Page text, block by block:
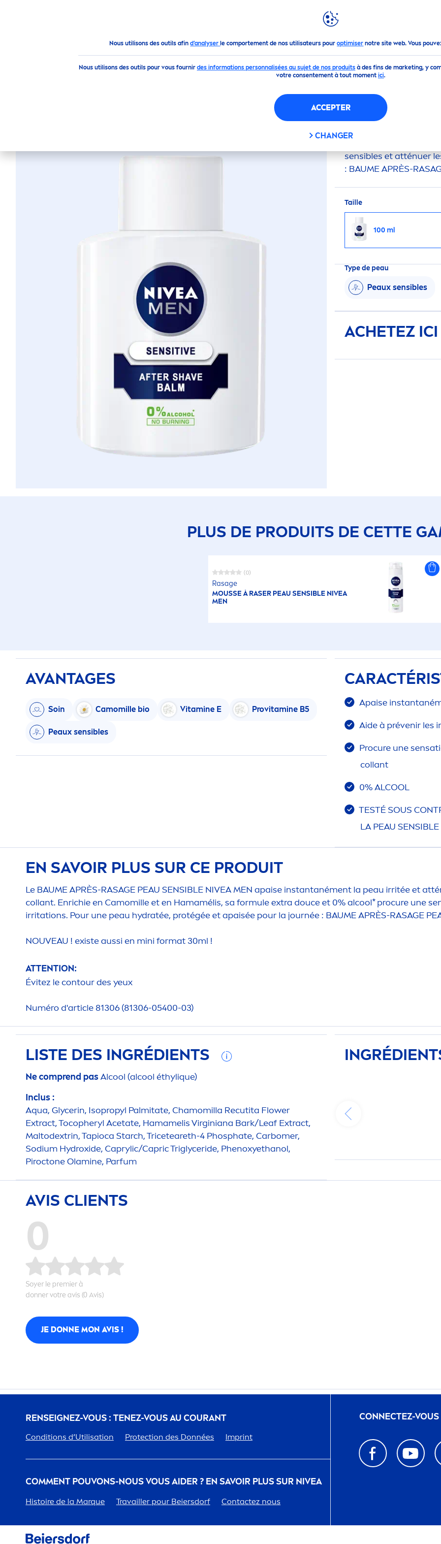
Nous utilisons des outils afind’analyser le comportement de nos utilisateurs pouroptimiser notre site web. Vous
Nous utilisons des outils pour vous fournir des informations personnalisées au sujet de nos produitsà des fins de marketing, y
votre consentement à tout moment ici.
ACCEPTER
CHANGER
Rasage Après-rasage BAUME APRÈS-RASAGE PEAU SENSIBLENIVEAMEN
(0)
BAUME APRÈS-RASAGE PEAU
sensibles et atténuer
: BAUME APRÈS-
Taille
100 ml
Type de peau
Peaux sensibles
ACHETEZ ICI
PLUS DE PRODUITS DE CETTE
(0)
Rasage
MOUSSE À RASER PEAU SENSIBLE NIVEA
MEN
AVANTAGES
Soin Camomille bio Vitamine E Provitamine B5
Peaux sensibles
Apaise instantané
Aide à prévenir les
Procure une
collant
0% ALCOOL
TESTÉ SOUS
LA PEAU SENSIBLE
EN SAVOIR PLUS SUR CE PRODUIT
Le BAUME APRÈS-RASAGE PEAU SENSIBLE NIVEAMEN apaise instantanément la peau irritée et
collant. Enrichie en Camomille et en Hamamélis, sa formule extra douce et 0% alcool* procure une
irritations. Pour une peau hydratée, protégée et apaisée pour la journée : BAUME APRÈS-RASAGE
NOUVEAU ! existe aussi en mini format 30ml !
ATTENTION:
Évitez le contour des yeux
Numéro d'article 81306 (81306-05400-03)
LISTE DES INGRÉDIENTS
Ne comprend pasAlcool (alcool éthylique)
Inclus :
Aqua, Glycerin, Isopropyl Palmitate, Chamomilla Recutita Flower
Extract, Tocopheryl Acetate, Hamamelis Virginiana Bark/Leaf Extract,
Maltodextrin, Tapioca Starch, Triceteareth-4 Phosphate, Carbomer,
Sodium Hydroxide, Caprylic/Capric Triglyceride, Phenoxyethanol,
Piroctone Olamine, Parfum
AVIS CLIENTS
0
Soyer le premier à
donner votre avis (0 Avis)
JE DONNE MON AVIS !
RENSEIGNEZ-VOUS : TENEZ-VOUS AU COURANT
Conditions d’Utilisation Protection des Données Imprint
COMMENT POUVONS-NOUS VOUS AIDER ? EN SAVOIR PLUS SUR NIVEA
Histoire de la Marque Travailler pour Beiersdorf Contactez nous
CONNECTEZ-VOUS